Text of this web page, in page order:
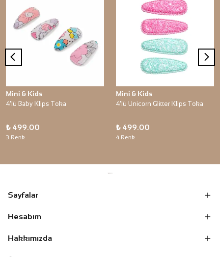
Mini & Kids
4'lü Baby Klips Toka
₺ 499.00
3 Renk
Mini & Kids
4'lü Unicorn Glitter Klips Toka
₺ 499.00
4 Renk
Sayfalar
Hesabım
Hakkımızda